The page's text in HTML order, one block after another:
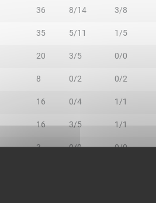
36 8/14 3/8
35 5/11 1/5
20 3/5 0/0
8 0/2 0/2
16 0/4 1/1
16 3/5 1/1
3 0/0 0/0